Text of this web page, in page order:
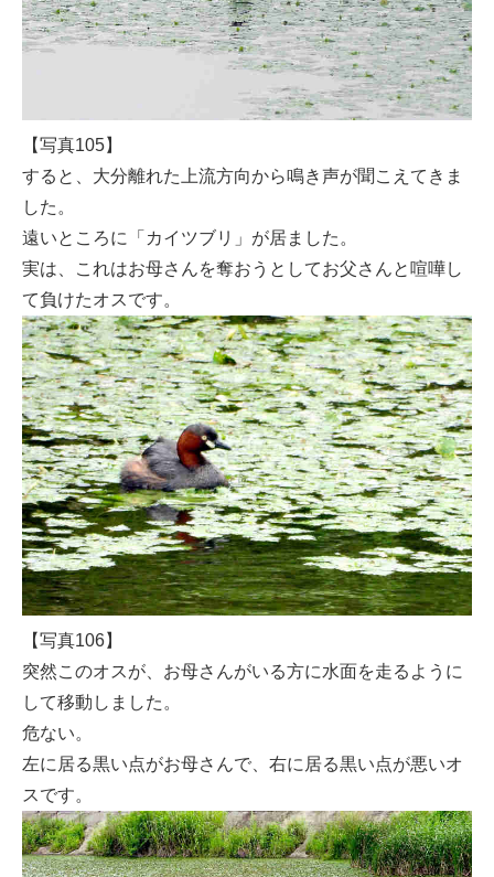
【写真105】
すると、大分離れた上流方向から鳴き声が聞こえてきま
した。
遠いところに「カイツブリ」が居ました。
実は、これはお母さんを奪おうとしてお父さんと喧嘩し
て負けたオスです。
【写真106】
突然このオスが、お母さんがいる方に水面を走るように
して移動しました。
危ない。
左に居る黒い点がお母さんで、右に居る黒い点が悪いオ
スです。